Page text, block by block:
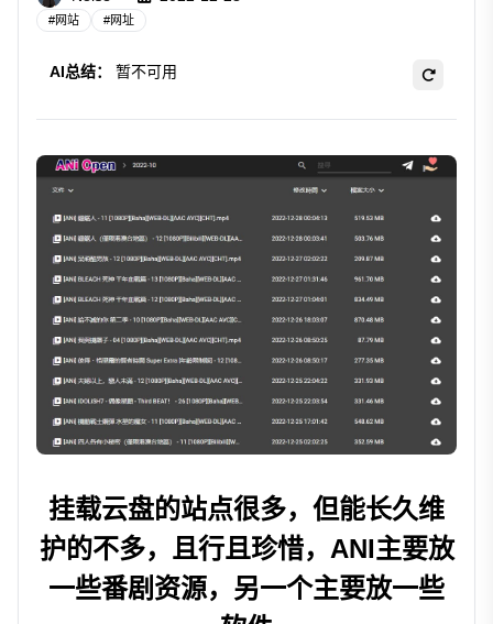
#网站 #网址
AI总结： 暂不可用
挂载云盘的站点很多，但能长久维
护的不多，且行且珍惜，ANI主要放
一些番剧资源，另一个主要放一些